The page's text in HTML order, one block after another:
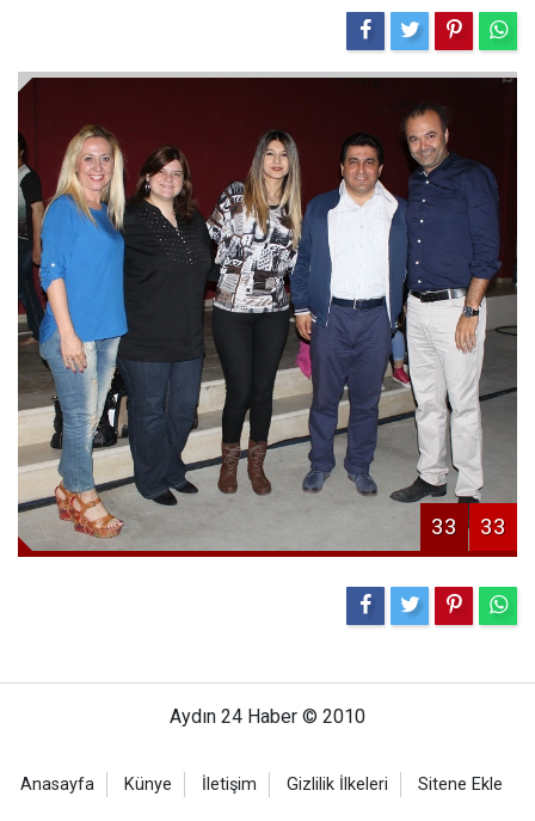
33 33
Aydın 24 Haber © 2010
Anasayfa Künye İletişim Gizlilik İlkeleri Sitene Ekle